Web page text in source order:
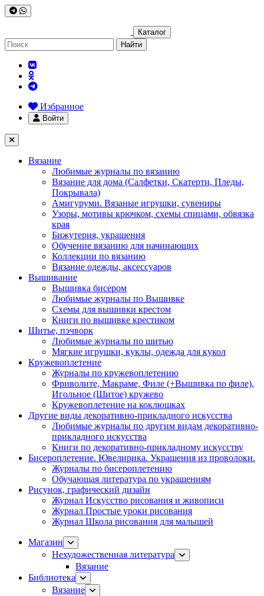
Каталог
Найти
Избранное
Войти
Вязание
Любимые журналы по вязанию
Вязание для дома (Салфетки, Скатерти, Пледы,
Покрывала)
Амигуруми. Вязаные игрушки, сувениры
Узоры, мотивы крючком, схемы спицами, обвязка
края
Бижутерия, украшения
Обучение вязанию для начинающих
Коллекции по вязанию
Вязание одежды, аксессуаров
Вышивание
Вышивка бисером
Любимые журналы по Вышивке
Схемы для вышивки крестом
Книги по вышивке крестиком
Шитье, пэчворк
Любимые журналы по шитью
Мягкие игрушки, куклы, одежда для кукол
Кружевоплетение
Журналы по кружевоплетению
Фриволите, Макраме, Филе (+Вышивка по филе),
Игольное (Шитое) кружево
Кружевоплетение на коклюшках
Другие виды декоративно-прикладного искусства
Любимые журналы по другим видам декоративно-
прикладного искусства
Книги по декоративно-прикладному искусству
Бисероплетение. Ювелирика. Украшения из проволоки.
Журналы по бисероплетению
Обучающая литература по украшениям
Рисунок, графический дизайн
Журнал Искусство рисования и живописи
Журнал Простые уроки рисования
Журнал Школа рисования для малышей
Магазин
Нехудожественная литература
Вязание
Библиотека
Вязание